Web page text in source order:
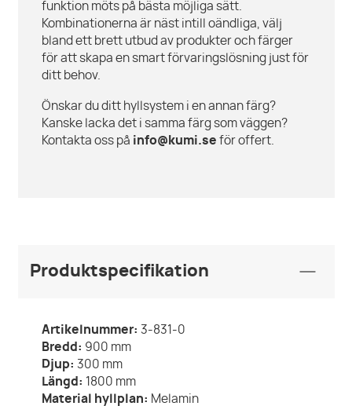
funktion möts på bästa möjliga sätt.
Kombinationerna är näst intill oändliga, välj
bland ett brett utbud av produkter och färger
för att skapa en smart förvaringslösning just för
ditt behov.
Önskar du ditt hyllsystem i en annan färg?
Kanske lacka det i samma färg som väggen?
Kontakta oss på info@kumi.se för offert.
Produktspecifikation
Artikelnummer: 3-831-0
Bredd: 900 mm
Djup: 300 mm
Längd: 1800 mm
Material hyllplan: Melamin